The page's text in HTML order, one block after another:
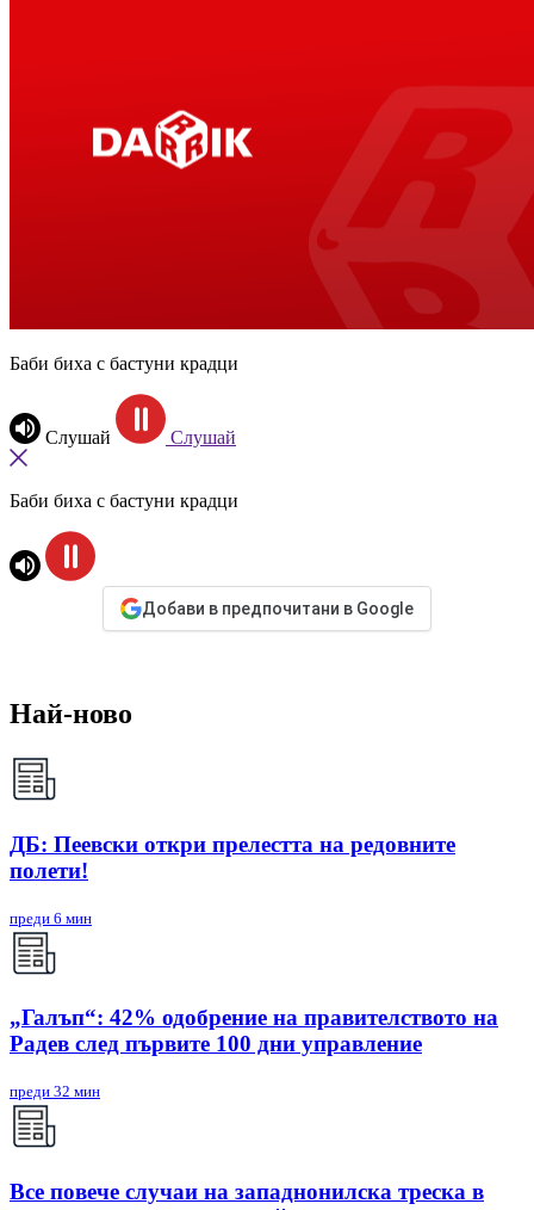
Баби биха с бастуни крадци
Слушай Слушай
Баби биха с бастуни крадци
Добави в предпочитани в Google
Най-ново
ДБ: Пеевски откри прелестта на редовните
полети!
преди 6 мин
„Галъп“: 42% одобрение на правителството на
Радев след първите 100 дни управление
преди 32 мин
Все повече случаи на западнонилска треска в